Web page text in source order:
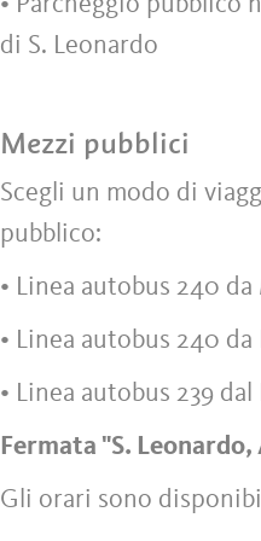
di S. Leonardo
Mezzi pubblici
Scegli un modo di
pubblico:
• Linea autobus 240
• Linea autobus 240
• Linea autobus 239
Fermata "S.
Gli orari sono